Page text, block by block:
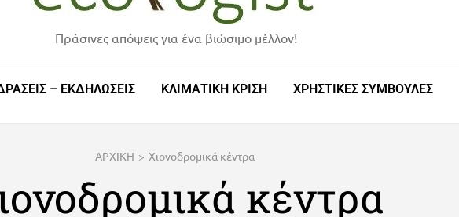
Πράσινες απόψεις για ένα βιώσιμο μέλλον!
– ΕΚΔΗΛΩΣΕΙΣ ΚΛΙΜΑΤΙΚΗ ΚΡΙΣΗ ΧΡΗΣΤΙΚΕΣ ΣΥΜΒΟΥΛΕΣ
ΑΡΧΙΚΗ > Χιονοδρομικά κέντρα
κέντρα